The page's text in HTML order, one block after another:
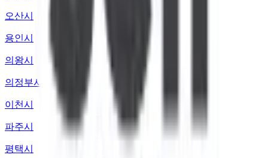
오산시
용인시
의왕시
의정부시
이천시
파주시
평택시